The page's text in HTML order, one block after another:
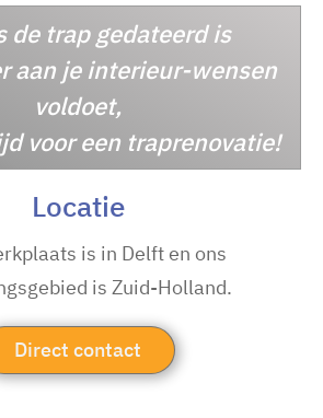
de trap gedateerd is
aan je interieur-wensen
voldoet,
voor een traprenovatie!
Locatie
is in Delft en ons
is Zuid-Holland.
Direct contact